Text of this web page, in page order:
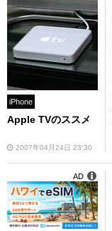
iPhone
Apple TVのススメ
2007年04月24日 23:30
AD